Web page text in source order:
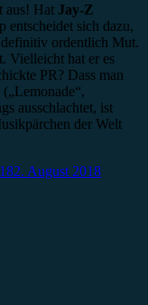
aus! Hat Jay-Z
entscheidet sich dazu,
ordentlich Mut.
Vielleicht hat er es
PR? Dass man
ausschlachtet, ist
der Welt
2. August 2018